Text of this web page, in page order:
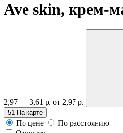
Ave skin, крем-
2,97 — 3,61 р. от 2,97 р.
51 На карте
По цене
По расстоянию